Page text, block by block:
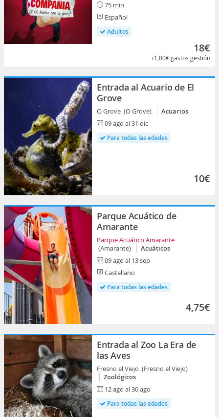
75 min
Español
Adultos
18€
+1,80€gastos gestión
Entrada al Acuario de El
Grove
O Grove (O Grove)
Acuarios
09 ago al 31 dic
Para todas las edades
10€
Parque Acuático de
Amarante
Parque Acuático Amarante
(Amarante)
Acuáticos
09 ago al 13 sep
Castellano
Para todas las edades
4,75€
Entrada al Zoo La Era de
las Aves
Fresno el Viejo (Fresno el Viejo)
Zoológicos
12 ago al 30 ago
Para todas las edades